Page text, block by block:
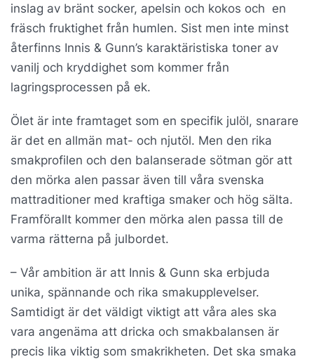
inslag av bränt socker, apelsin och kokos och en
fräsch fruktighet från humlen. Sist men inte minst
återfinns Innis & Gunn’s karaktäristiska toner av
vanilj och kryddighet som kommer från
lagringsprocessen på ek.
Ölet är inte framtaget som en specifik julöl, snarare
är det en allmän mat- och njutöl. Men den rika
smakprofilen och den balanserade sötman gör att
den mörka alen passar även till våra svenska
mattraditioner med kraftiga smaker och hög sälta.
Framförallt kommer den mörka alen passa till de
varma rätterna på julbordet.
– Vår ambition är att Innis & Gunn ska erbjuda
unika, spännande och rika smakupplevelser.
Samtidigt är det väldigt viktigt att våra ales ska
vara angenäma att dricka och smakbalansen är
precis lika viktig som smakrikheten. Det ska smaka